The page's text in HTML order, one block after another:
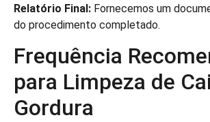
Relatório Final: Fornecemos um
do procedimento completado.
Frequência
para Limpeza de
Gordura